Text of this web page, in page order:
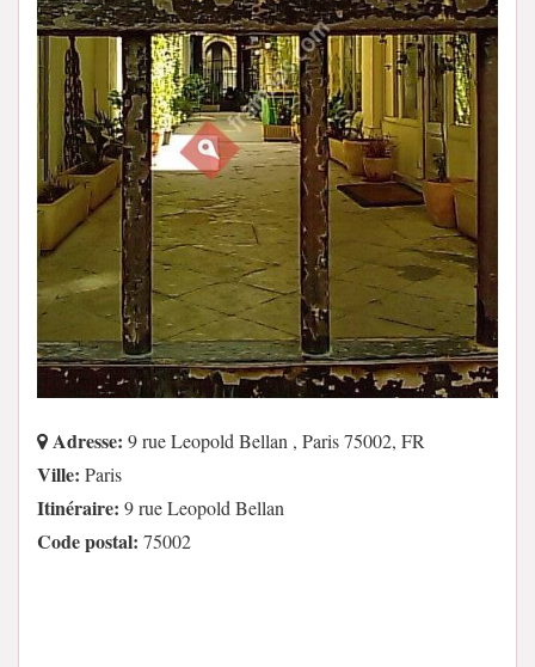
Adresse: 9 rue Leopold Bellan , Paris 75002, FR
Ville: Paris
Itinéraire: 9 rue Leopold Bellan
Code postal: 75002